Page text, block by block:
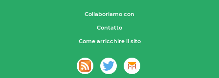
Collaboriamo con
Contatto
Come arricchire il sito